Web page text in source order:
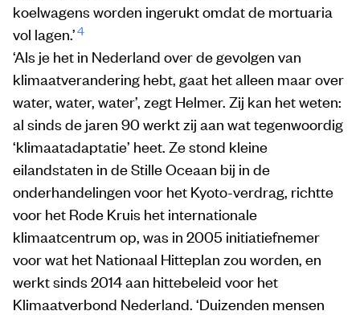
koelwagens worden ingerukt omdat de mortuaria
vol lagen.’4
‘Als je het in Nederland over de gevolgen van
klimaatverandering hebt, gaat het alleen maar over
water, water, water’, zegt Helmer. Zij kan het weten:
al sinds de jaren 90 werkt zij aan wat tegenwoordig
‘klimaatadaptatie’ heet. Ze stond kleine
eilandstaten in de Stille Oceaan bij in de
onderhandelingen voor het Kyoto-verdrag, richtte
voor het Rode Kruis het internationale
klimaatcentrum op, was in 2005 initiatiefnemer
voor wat het Nationaal Hitteplan zou worden, en
werkt sinds 2014 aan hittebeleid voor het
Klimaatverbond Nederland. ‘Duizenden mensen